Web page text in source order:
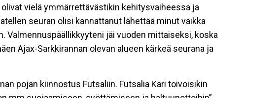
vielä ymmärrettävästikin kehitysvaiheessa ja
seuran olisi kannattanut lähettää minut vaikka
Valmennuspäällikkyyteni jäi vuoden mittaiseksi, koska
Ajax-Sarkkirannan olevan alueen kärkeä seurana ja
pojan kiinnostus Futsaliin. Futsalia Kari toivoisikin